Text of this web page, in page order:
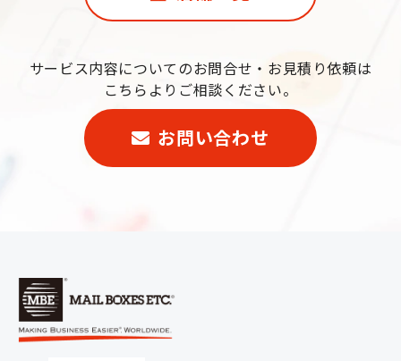
サービス内容についてのお問合せ・お見積り依頼は
こちらよりご相談ください。
お問い合わせ